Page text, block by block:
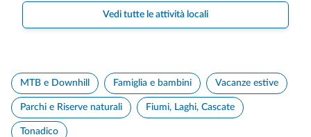
Vedi tutte le attività locali
MTB e Downhill Famiglia e bambini Vacanze estive
Parchi e Riserve naturali Fiumi, Laghi, Cascate
Tonadico